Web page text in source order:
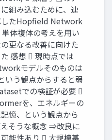
組み込むために、連
したHopfield Network
体複体の考えを用い
更なる改善に向けた
感想  現時点では
モデルそのものは
いう観点からすると弱
での検証が必要 
を、エネルギーの
憶、という観点から
そうな概念 ⇒改良に